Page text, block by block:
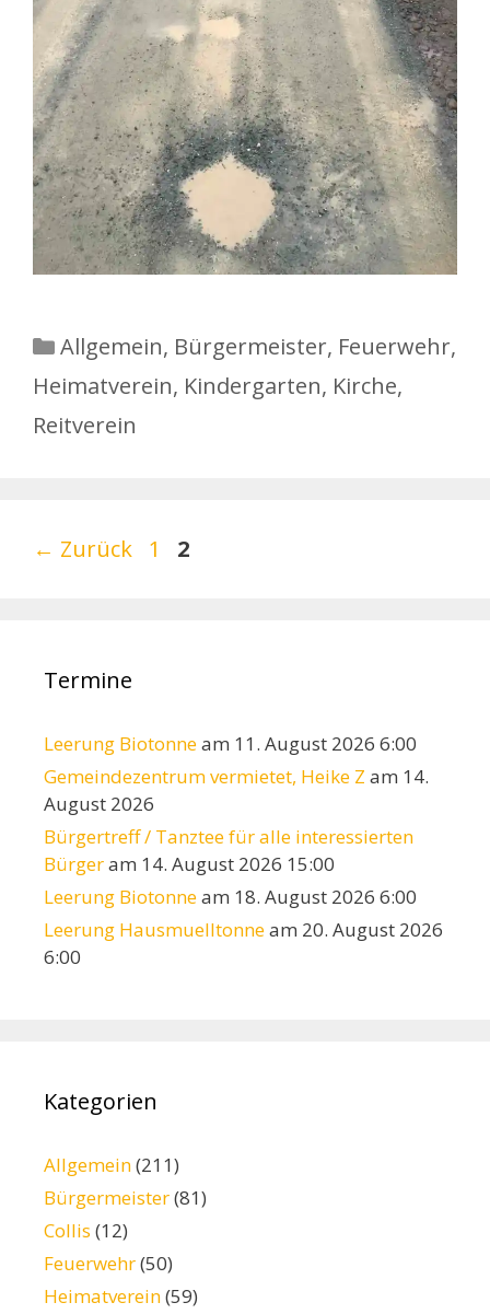
Kategorien
Allgemein, Bürgermeister, Feuerwehr,
Heimatverein, Kindergarten, Kirche,
Reitverein
← Zurück Seite
1 Seite
2
Termine
Leerung Biotonneam 11. August 2026 6:00
Gemeindezentrum vermietet, Heike Z am 14.
August 2026
Bürgertreff / Tanztee für alle interessierten
Bürgeram 14. August 2026 15:00
Leerung Biotonneam 18. August 2026 6:00
Leerung Hausmuelltonneam 20. August 2026
6:00
Kategorien
Allgemein(211)
Bürgermeister(81)
Collis (12)
Feuerwehr(50)
Heimatverein(59)